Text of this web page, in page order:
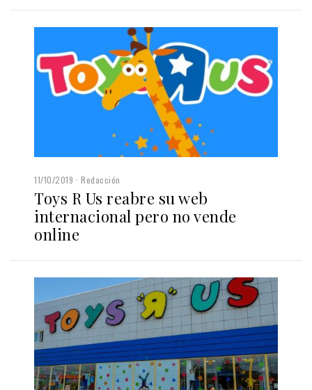
11/10/2019 Redacción
Toys R Us reabre su web
internacional pero no vende
online